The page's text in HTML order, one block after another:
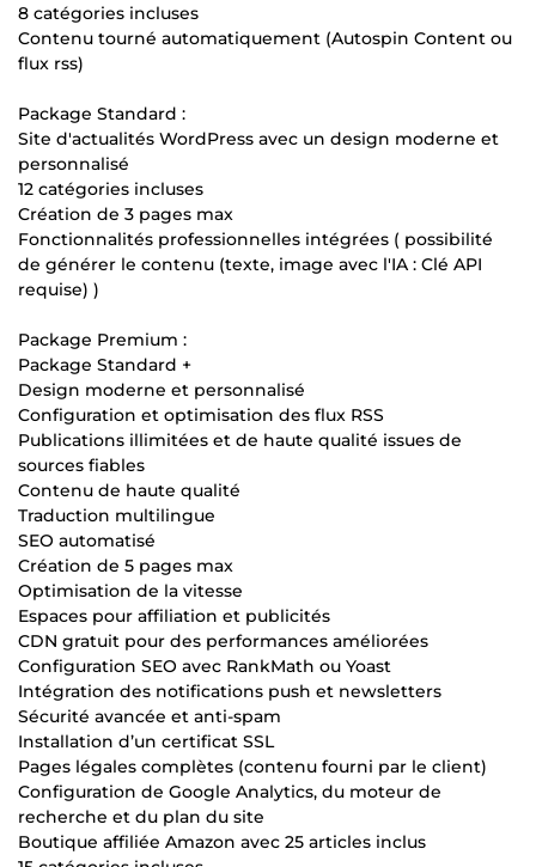
8 catégories incluses
Contenu tourné automatiquement (Autospin Content ou
flux rss)
Package Standard :
Site d'actualités WordPress avec un design moderne et
personnalisé
12 catégories incluses
Création de 3 pages max
Fonctionnalités professionnelles intégrées ( possibilité
de générer le contenu (texte, image avec l'IA : Clé API
requise) )
Package Premium :
Package Standard +
Design moderne et personnalisé
Configuration et optimisation des flux RSS
Publications illimitées et de haute qualité issues de
sources fiables
Contenu de haute qualité
Traduction multilingue
SEO automatisé
Création de 5 pages max
Optimisation de la vitesse
Espaces pour affiliation et publicités
CDN gratuit pour des performances améliorées
Configuration SEO avec RankMath ou Yoast
Intégration des notifications push et newsletters
Sécurité avancée et anti-spam
Installation d’un certificat SSL
Pages légales complètes (contenu fourni par le client)
Configuration de Google Analytics, du moteur de
recherche et du plan du site
Boutique affiliée Amazon avec 25 articles inclus